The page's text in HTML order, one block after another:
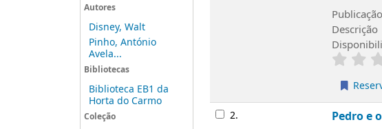
Autores
Disney, Walt
Pinho, António
Avela...
Bibliotecas
Biblioteca EB1 da
Horta do Carmo
Coleção
Lisboa
49 p. : il.
Disponibilidade
2. Pedro e o lobo :